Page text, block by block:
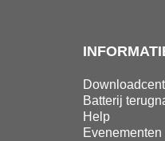
Batterij
Help
Evenementen